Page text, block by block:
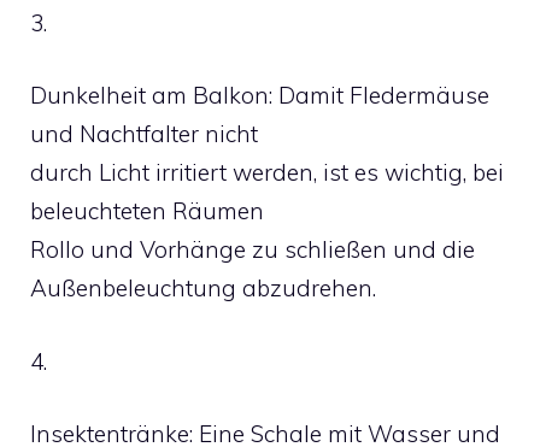
3.
Dunkelheit am Balkon: Damit Fledermäuse
und Nachtfalter nicht
durch Licht irritiert werden, ist es wichtig, bei
beleuchteten Räumen
Rollo und Vorhänge zu schließen und die
Außenbeleuchtung abzudrehen.
4.
Insektentränke: Eine Schale mit Wasser und